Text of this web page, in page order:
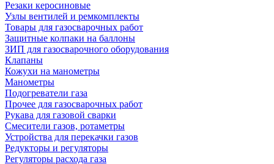
Резаки керосиновые
Узлы вентилей и ремкомплекты
Товары для газосварочных работ
Защитные колпаки на баллоны
ЗИП для газосварочного оборудования
Клапаны
Кожухи на манометры
Манометры
Подогреватели газа
Прочее для газосварочных работ
Рукава для газовой сварки
Смесители газов, ротаметры
Устройства для перекачки газов
Редукторы и регуляторы
Регуляторы расхода газа